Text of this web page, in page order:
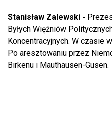
Stanisław Zalewski -
Byłych Więźniów
Koncentracyjnych. W czasie
Po aresztowaniu przez
Birkenu i Mauthausen-Gusen.